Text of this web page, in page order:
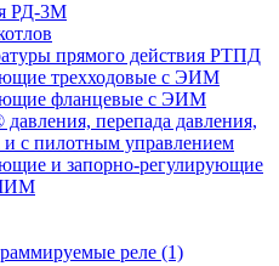
РД-3М
прямого действия РТПД
трехходовые с ЭИМ
фланцевые с ЭИМ
перепада давления,
и с пилотным управлением
и запорно-регулирующие
реле (1)